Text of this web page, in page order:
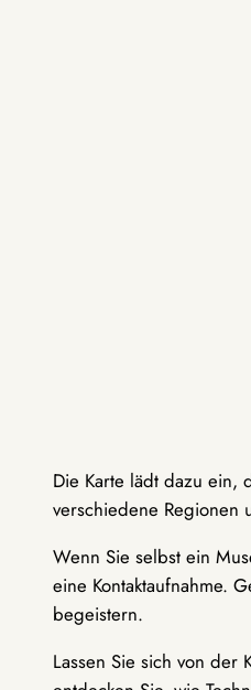
Die Karte lädt dazu ein,
verschiedene Regionen
Wenn Sie selbst ein
eine Kontaktaufnahme.
begeistern.
Lassen Sie sich von